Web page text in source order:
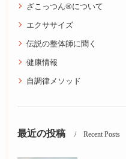
ざこっつん®について
エクササイズ
伝説の整体師に聞く
健康情報
自調律メソッド
最近の投稿 Recent Posts